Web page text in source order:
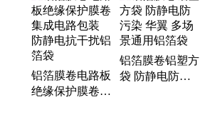
铝箔袋、铝箔方底袋
铝箔膜卷电路板
绝缘保护膜卷
铝箔膜卷铝塑方
袋 防静电防污